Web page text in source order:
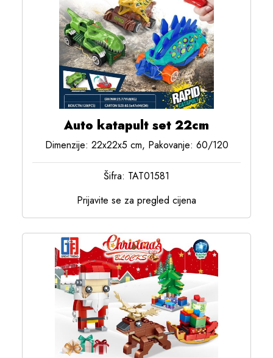
Auto katapult set 22cm
Dimenzije: 22x22x5 cm, Pakovanje: 60/120
Šifra: TAT01581
Prijavite se za pregled cijena